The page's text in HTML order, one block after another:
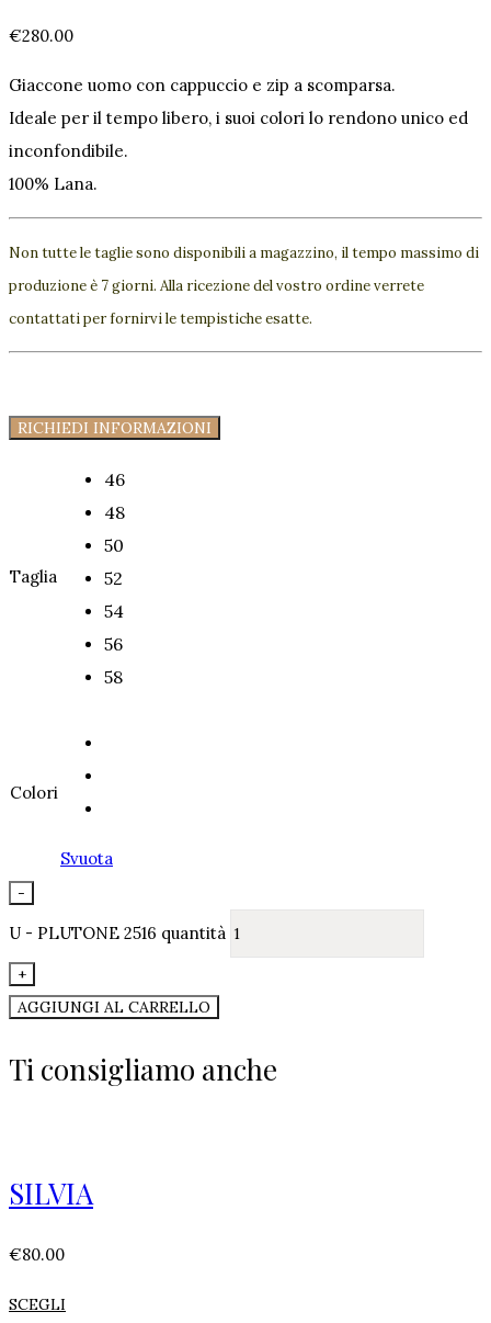
€280.00
Giaccone uomo con cappuccio e zip a scomparsa.
Ideale per il tempo libero, i suoi colori lo rendono unico ed
inconfondibile.
100% Lana.
Non tutte le taglie sono disponibili a magazzino, il tempo massimo di
produzione è 7 giorni. Alla ricezione del vostro ordine verrete
contattati per fornirvi le tempistiche esatte.
RICHIEDI INFORMAZIONI
Taglia
46
48
50
52
54
56
58
Colori
Svuota
-
U - PLUTONE 2516 quantità
+
AGGIUNGI AL CARRELLO
Ti consigliamo anche
SILVIA
€80.00
SCEGLI